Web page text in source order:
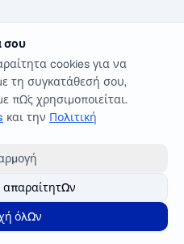
σου
cookies για να
τη συγκατάθεσή σου,
πώς χρησιμοποιείται.
και την Πολιτική
όλων